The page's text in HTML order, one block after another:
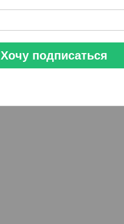
Хочу подписаться